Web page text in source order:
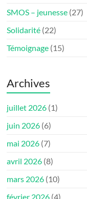
SMOS – jeunesse (27)
Solidarité (22)
Témoignage (15)
Archives
juillet 2026 (1)
juin 2026 (6)
mai 2026 (7)
avril 2026 (8)
mars 2026 (10)
février 2026 (4)